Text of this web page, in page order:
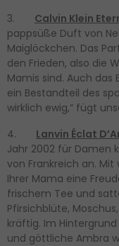
3. Calvin Klein
pappsüße Duft von
Maiglöckchen. Das
den Frieden, also die
Mamis sind. Auch
ein Bestandteil des
wirklich ewig,“ fügt
4. Lanvin Éclat
Jahr 2002 für Damen
von Frankreich an.
Ihrer Mama eine
frischem Tee und
Pfirsichblüte,
kräftig. Im
und göttliche Ambra